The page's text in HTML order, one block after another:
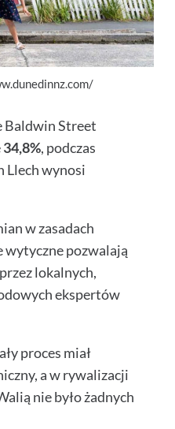
Baldwin Street
34,8%, podczas
Llech wynosi
w zasadach
wytyczne pozwalają
lokalnych,
ekspertów
proces miał
a w rywalizacji
nie było żadnych